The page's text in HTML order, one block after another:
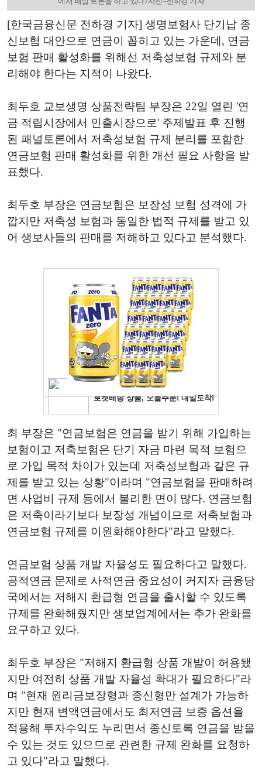
[한국금융신문 전하경 기자] 생명보험사 단기납 종
신보험 대안으로 연금이 꼽히고 있는 가운데, 연금
보험 판매 활성화를 위해선 저축성보험 규제와 분
리해야 한다는 지적이 나왔다.
최두호 교보생명 상품전략팀 부장은 22일 열린 '연
금 적립시장에서 인출시장으로' 주제발표 후 진행
된 패널토론에서 저축성보험 규제 분리를 포함한
연금보험 판매 활성화를 위한 개선 필요 사항을 발
표했다.
최두호 부장은 연금보험은 보장성 보험 성격에 가
깝지만 저축성 보험과 동일한 법적 규제를 받고 있
어 생보사들의 판매를 저해하고 있다고 분석했다.
최 부장은 "연금보험은 연금을 받기 위해 가입하는
보험이고 저축보험은 단기 자금 마련 목적 보험으
로 가입 목적 차이가 있는데 저축성보험과 같은 규
제를 받고 있는 상황"이라며 "연금보험을 판매하려
면 사업비 규제 등에서 불리한 면이 많다. 연금보험
은 저축이라기보다 보장성 개념이므로 저축보험과
연금보험 규제를 이원화해야한다"라고 말했다.
연금보험 상품 개발 자율성도 필요하다고 말했다.
공적연금 문제로 사적연금 중요성이 커지자 금융당
국에서는 저해지 환급형 연금을 출시할 수 있도록
규제를 완화해줬지만 생보업계에서는 추가 완화를
요구하고 있다.
최두호 부장은 "저해지 환급형 상품 개발이 허용됐
지만 여전히 상품 개발 자율성 확대가 필요하다"라
며 "현재 원리금보장형과 종신형만 설계가 가능하
지만 현재 변액연금에서도 최저연금 보증 옵션을
적용해 투자수익도 누리면서 종신토록 연금을 받을
수 있는 것도 있으므로 관련한 규제 완화를 요청하
고 있다"라고 말했다.